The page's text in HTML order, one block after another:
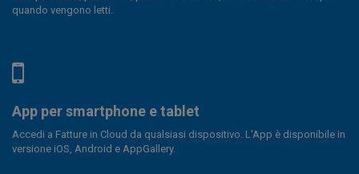
quando vengono letti.
App per smartphone e tablet
Accedi a Fatture in Cloud da qualsiasi dispositivo. L'App è disponibile in
versione iOS, Android e AppGallery.